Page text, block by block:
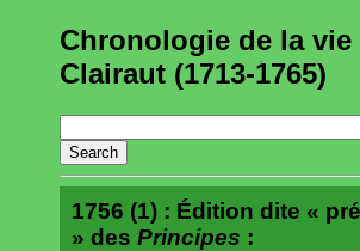
Chronologie de la vie
Clairaut (1713-1765)
1756 (1) : Édition dite «
» des Principes :